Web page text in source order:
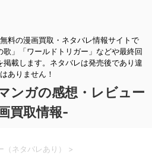
料の漫画買取・ネタバレ情報サイトで
」「ワールドトリガー」などや最終回
載します。ネタバレは発売後であり違
ありません！
ンガの感想・レビュー
買取情報-
ネタバレあり） >